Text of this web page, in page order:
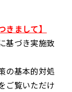
きまして】
基づき実施致
の基本的対処
ご覧いただけ